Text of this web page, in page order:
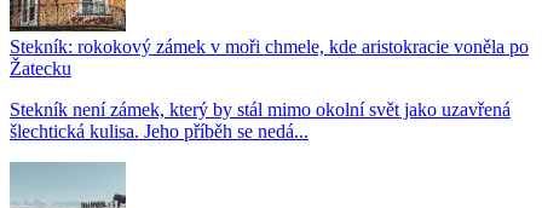
Stekník: rokokový zámek v moři chmele, kde aristokracie voněla po
Žatecku
Stekník není zámek, který by stál mimo okolní svět jako uzavřená
šlechtická kulisa. Jeho příběh se nedá...